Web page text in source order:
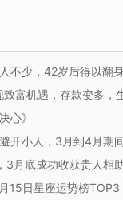
不少，42岁后得以翻
富机遇，存款变多，
心》
开小人，3月到4月期
3月底成功收获贵人相
15日星座运势榜